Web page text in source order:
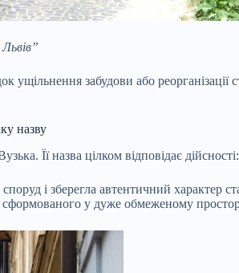
ущільнення забудови або
назву
Її назва цілком відповідає
і зберегла автентичний характер
у дуже обмеженому